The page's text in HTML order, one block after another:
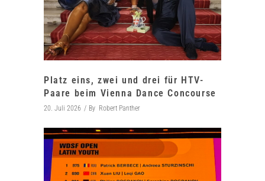
Platz eins, zwei und drei für HTV-
Paare beim Vienna Dance Concourse
20. Juli 2026 By Robert Panther